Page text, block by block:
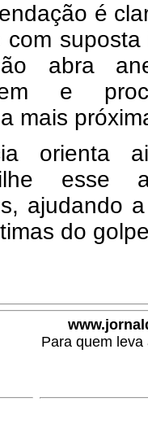
é
com
abra
e
mais
orienta
esse
ajudando
do
Para quem